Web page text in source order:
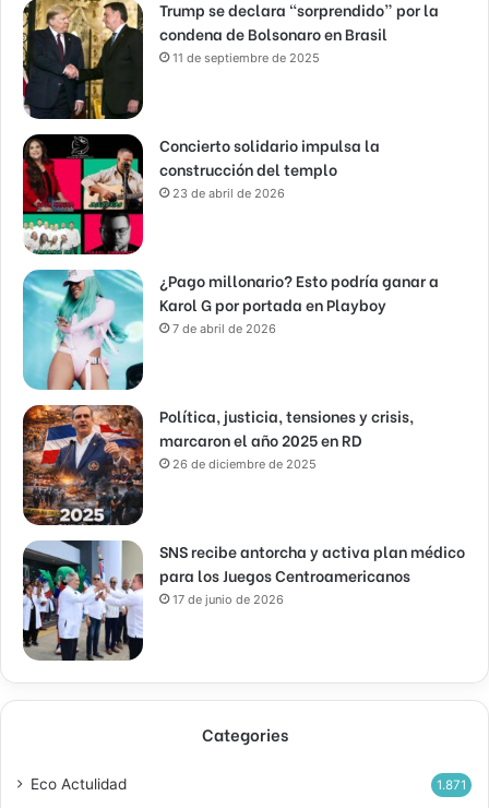
Trump se declara “sorprendido” por la
condena de Bolsonaro en Brasil
11 de septiembre de 2025
Concierto solidario impulsa la
construcción del templo
23 de abril de 2026
¿Pago millonario? Esto podría ganar a
Karol G por portada en Playboy
7 de abril de 2026
Política, justicia, tensiones y crisis,
marcaron el año 2025 en RD
26 de diciembre de 2025
SNS recibe antorcha y activa plan médico
para los Juegos Centroamericanos
17 de junio de 2026
Categories
Eco Actulidad 1.871